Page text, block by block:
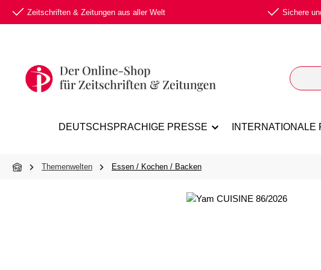
Hauptinhalt springen
Zur Suche springen
Zur Hauptnavigation springen
Zeitschriften & Zeitungen aus aller Welt Sichere
DEUTSCHSPRACHIGE PRESSE INTERNATIONALE
Themenwelten Essen / Kochen / Backen